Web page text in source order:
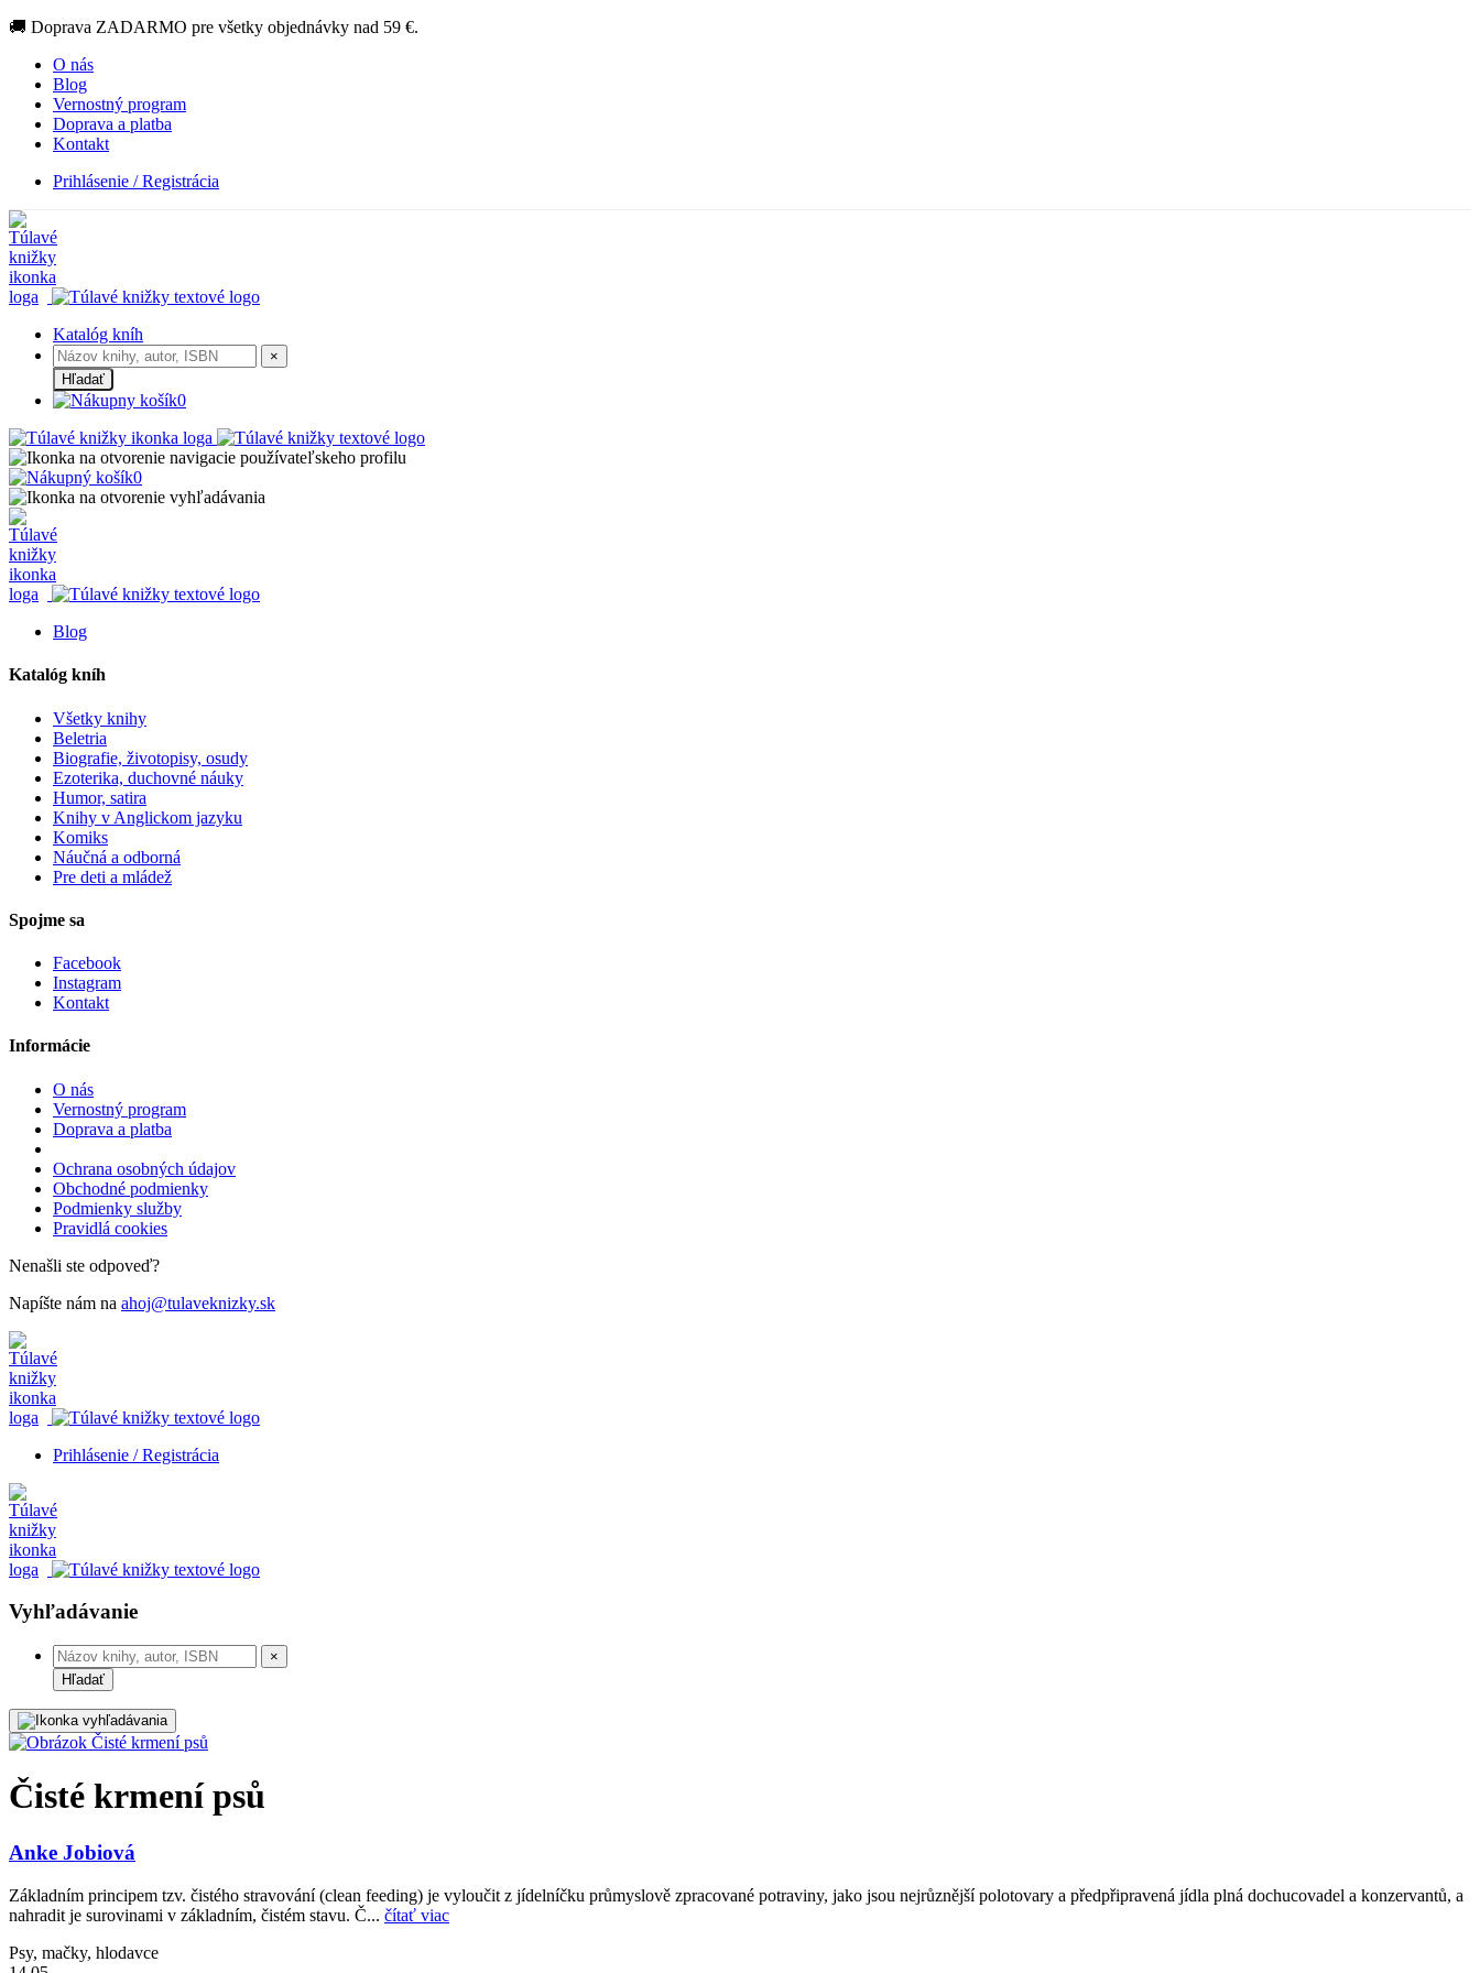
🚚 Doprava ZADARMO pre všetky objednávky nad 59 €.
O nás
Blog
Vernostný program
Doprava a platba
Kontakt
Prihlásenie / Registrácia
Katalóg kníh
×
Hľadať
0
0
Blog
Katalóg kníh
Všetky knihy
Beletria
Biografie, životopisy, osudy
Ezoterika, duchovné náuky
Humor, satira
Knihy v Anglickom jazyku
Komiks
Náučná a odborná
Pre deti a mládež
Spojme sa
Facebook
Instagram
Kontakt
Informácie
O nás
Vernostný program
Doprava a platba
Ochrana osobných údajov
Obchodné podmienky
Podmienky služby
Pravidlá cookies
Nenašli ste odpoveď?
Napíšte nám na ahoj@tulaveknizky.sk
Prihlásenie / Registrácia
Vyhľadávanie
×
Hľadať
Čisté krmení psů
Anke Jobiová
Základním principem tzv. čistého stravování (clean feeding) je vyloučit z jídelníčku průmyslově zpracované potraviny, jako jsou nejrůznější polotovary a předpřipravená jídla plná dochucovadel a konzervantů, a
nahradit je surovinami v základním, čistém stavu. Č... čítať viac
Psy, mačky, hlodavce